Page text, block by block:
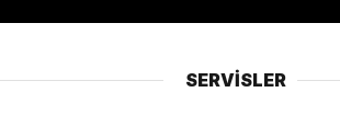
SERVİSLER